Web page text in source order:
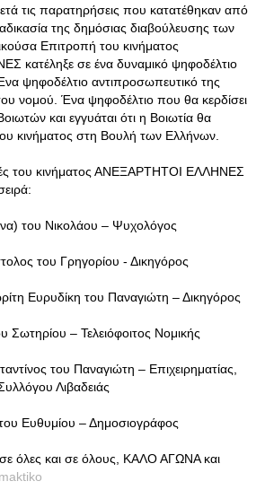
τις παρατηρήσεις που κατατέθηκαν από
της δημόσιας διαβούλευσης των
Επιτροπή του κινήματος
σε ένα δυναμικό ψηφοδέλτιο
ψηφοδέλτιο αντιπροσωπευτικό της
νομού. Ένα ψηφοδέλτιο που θα κερδίσει
και εγγυάται ότι η Βοιωτία θα
κινήματος στη Βουλή των Ελλήνων.
του κινήματος ΑΝΕΞΑΡΤΗΤΟΙ ΕΛΛΗΝΕΣ
του Νικολάου – Ψυχολόγος
του Γρηγορίου - Δικηγόρος
Ευρυδίκη του Παναγιώτη – Δικηγόρος
Σωτηρίου – Τελειόφοιτος Νομικής
του Παναγιώτη – Επιχειρηματίας,
Λιβαδειάς
Ευθυμίου – Δημοσιογράφος
όλες και σε όλους, ΚΑΛΟ ΑΓΩΝΑ και